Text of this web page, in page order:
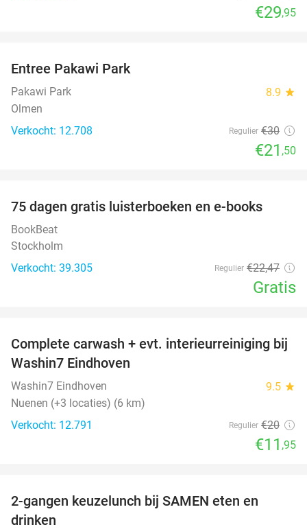
€29,95
Entree Pakawi Park
Pakawi Park 8.9 star
Olmen
Verkocht: 12.708
Regulier €30
€21 ,50
75 dagen gratis luisterboeken en e-books
BookBeat
Stockholm
Verkocht: 39.305
Regulier €22,47
Gratis
40%
Complete carwash + evt. interieurreiniging bij
Washin7 Eindhoven
Washin7 Eindhoven 9.5 star
Nuenen (+3 locaties) (6 km)
Verkocht: 12.791
Regulier €20
€11 ,95
2-gangen keuzelunch bij SAMEN eten en
drinken